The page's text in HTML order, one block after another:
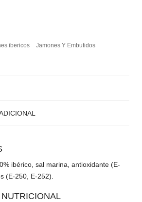
ibericos Jamones Y Embutidos
ibérico, sal marina, antioxidante (E-
(E-250, E-252).